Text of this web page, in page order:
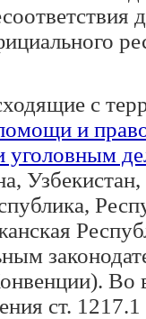
с
и
уголовным
Во
ст.